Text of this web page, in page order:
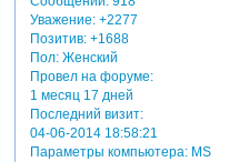
Уважение: +2277
Позитив: +1688
Пол:Женский
Провел на форуме:
1 месяц 17 дней
Последний визит:
04-06-2014 18:58:21
Параметры компьютера:MS